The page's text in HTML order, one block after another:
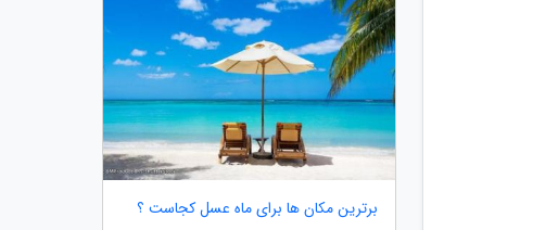
برترین مکان ها برای ماه عسل کجاست ؟